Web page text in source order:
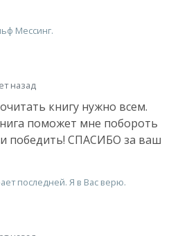
Мессинг.
назад
книгу нужно всем.
поможет мне побороть
победить! СПАСИБО за ваш
последней. Я в Вас верю.